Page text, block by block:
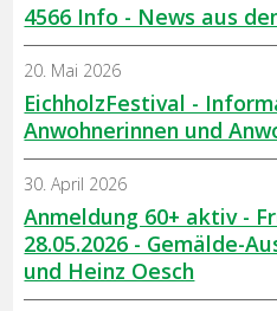
4566 Info - News aus
EichholzFestival -
Anwohnerinnen und
20. Mai 2026
Anmeldung 60+ aktiv -
28.05.2026 - Gemälde-
und Heinz Oesch
30. April 2026